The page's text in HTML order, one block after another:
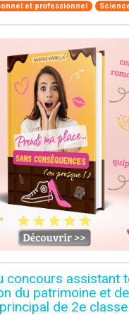
et professionnel
concours assistant
du patrimoine et
de 2e